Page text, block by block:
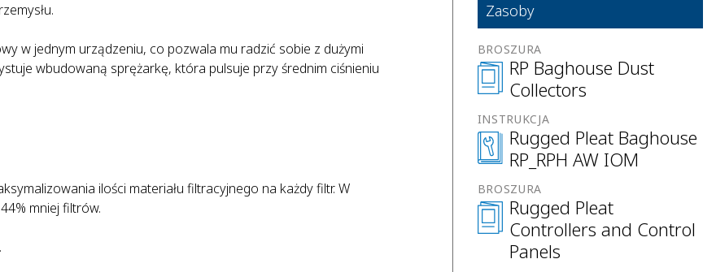
w jednym urządzeniu, co pozwala mu radzić sobie z dużymi
wbudowaną sprężarkę, która pulsuje przy średnim ciśnieniu
ilości materiału filtracyjnego na każdy filtr. W
mniej filtrów.
Zasoby
BROSZURA
RP Baghouse Dust
Collectors
INSTRUKCJA
Rugged Pleat Baghouse
RP_RPH AW IOM
BROSZURA
Rugged Pleat
Controllers and Control
Panels